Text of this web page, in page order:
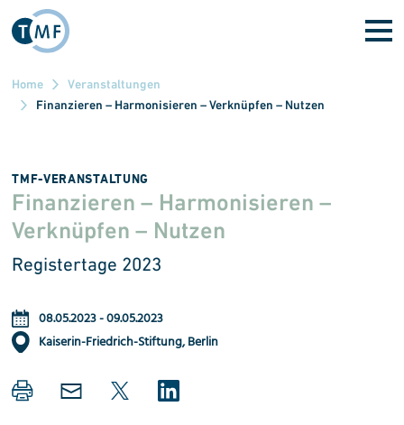
Direkt zum Inhalt
Home
Veranstaltungen
Finanzieren – Harmonisieren – Verknüpfen – Nutzen
TMF-VERANSTALTUNG
Finanzieren – Harmonisieren –
Verknüpfen – Nutzen
Registertage 2023
08.05.2023-09.05.2023
Kaiserin-Friedrich-Stiftung, Berlin